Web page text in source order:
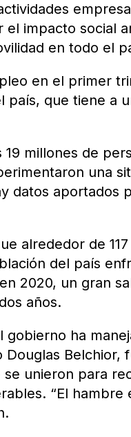
impacto social
en todo el
en el primer
país, que tiene a
19 millones de
una
datos aportados
alrededor de
del país
2020, un gran
años.
gobierno ha
Douglas
se unieron para
“El